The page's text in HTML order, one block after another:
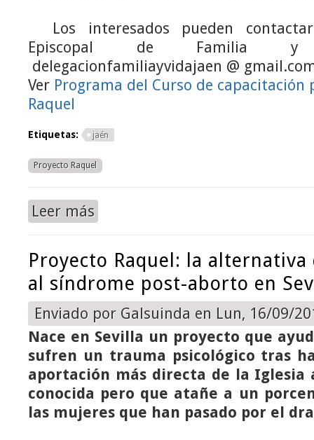
Los interesados pueden
Episcopal de Familia y
delegacionfamiliayvidajaen @
Ver Programa del Curso de capacitación
Raquel
Etiquetas: jaén
Proyecto Raquel
Leer más
Proyecto Raquel: la alternativa
al síndrome post-aborto en
Enviado por Galsuinda en Lun, 16/09/
Nace en Sevilla un proyecto que
sufren un trauma psicológico tras
aportación más directa de la Iglesia
conocida pero que atañe a un
las mujeres que han pasado por el